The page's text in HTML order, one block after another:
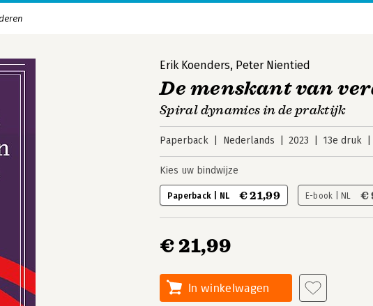
Erik Koenders, Peter Nientied
De menskant van
Spiral dynamics in de praktijk
Paperback Nederlands 2023 13e druk
Kies uw bindwijze
Paperback | NL € 21,99 E-book | NL €
€ 21,99
In winkelwagen
Personen